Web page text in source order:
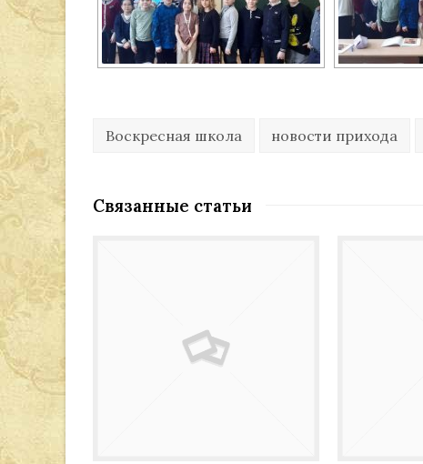
Воскресная школа новости прихода
Связанные статьи